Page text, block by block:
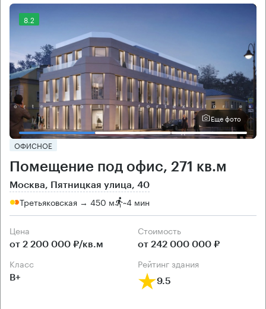
8.2
Еще фото
ОФИСНОЕ
Помещение под офис, 271 кв.м
Москва, Пятницкая улица, 40
Третьяковская → 450 м ~4 мин
Цена
от 2 200 000 ₽/кв.м
Cтоимость
от 242 000 000 ₽
класс
B+
рейтинг здания
9.5